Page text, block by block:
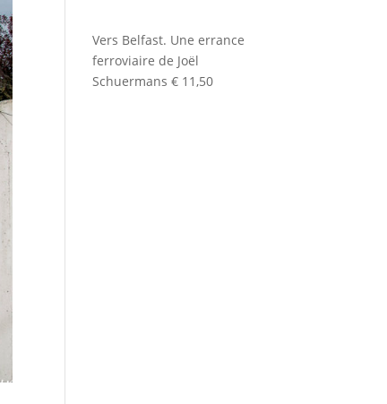
Vers Belfast. Une errance
ferroviaire de Joël
Schuermans € 11,50